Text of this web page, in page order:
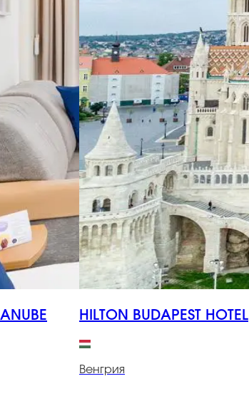
HILTON BUDAPEST HOTEL
Венгрия